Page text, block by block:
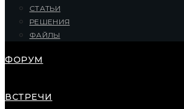
СТАТЬИ
РЕШЕНИЯ
ФАЙЛЫ
ФОРУМ
ВСТРЕЧИ